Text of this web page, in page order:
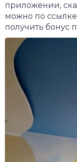
приложении,
можно по
получить бонус